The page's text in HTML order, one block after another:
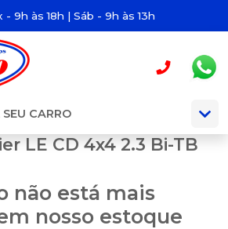
- 9h às 18h | Sáb - 9h às 13h
CARRO
LE CD 4x4 2.3 Bi-TB
não está mais
nosso estoque